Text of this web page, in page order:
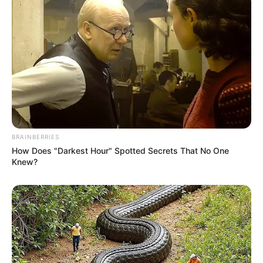
Side One :
Condor! (Theme from3 Days of the Condor
) (3:33)
2. Yellow Panic (2:14)
3. Flight of the Condor (2:28)
4. We’ll Bring You Home (2:22)
5. Out to Lunch (2:00)
6. Goodbye for Kathy (Love Theme from
3 Days of the
Condor
Side Two
2. Flashback to Terror (2:22)
3. Sing Along with the C.I.A. (1:31)
4. Spies of a Feather, Flocking Together (Love Theme from3
Days of the Condor) (1:54)
5. Silver Bells (2:36)
6. Medley: Condor! (Theme) / I’ve Got You Where I Want You
BRAINBERRIES
How Does "Darkest Hour" Spotted Secrets That No One
Knew?